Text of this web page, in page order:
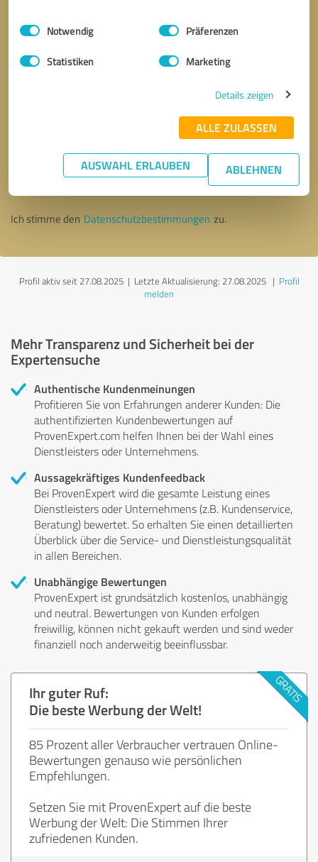
Impressum Datenschutzbestimmungen
Einwilligungsauswahl
Notwendig Präferenzen
Statistiken Marketing
Details zeigen
ALLE ZULASSEN
AUSWAHL ERLAUBEN ABLEHNEN
Ich stimme den Datenschutzbestimmungen zu.
Profil aktiv seit 27.08.2025 | Letzte Aktualisierung: 27.08.2025| Profil
melden
Mehr Transparenz und Sicherheit bei der
Expertensuche
Authentische Kundenmeinungen
Profitieren Sie von Erfahrungen anderer Kunden: Die
authentifizierten Kundenbewertungen auf
ProvenExpert.com helfen Ihnen bei der Wahl eines
Dienstleisters oder Unternehmens.
Aussagekräftiges Kundenfeedback
Bei ProvenExpert wird die gesamte Leistung eines
Dienstleisters oder Unternehmens (z.B. Kundenservice,
Beratung) bewertet. So erhalten Sie einen detaillierten
Überblick über die Service- und Dienstleistungsqualität
in allen Bereichen.
Unabhängige Bewertungen
ProvenExpert ist grundsätzlich kostenlos, unabhängig
und neutral. Bewertungen von Kunden erfolgen
freiwillig, können nicht gekauft werden und sind weder
finanziell noch anderweitig beeinflussbar.
Ihr guter Ruf:
Die beste Werbung der Welt!
85 Prozent aller Verbraucher vertrauen Online-
Bewertungen genauso wie persönlichen
Empfehlungen.
Setzen Sie mit ProvenExpert auf die beste
Werbung der Welt: Die Stimmen Ihrer
zufriedenen Kunden.